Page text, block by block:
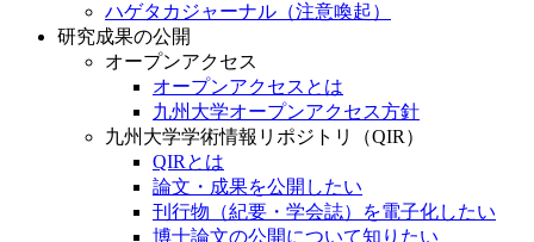
ハゲタカジャーナル（注意喚起）
研究成果の公開
オープンアクセス
オープンアクセスとは
九州大学オープンアクセス方針
九州大学学術情報リポジトリ（QIR）
QIRとは
論文・成果を公開したい
刊行物（紀要・学会誌）を電子化したい
博士論文の公開について知りたい